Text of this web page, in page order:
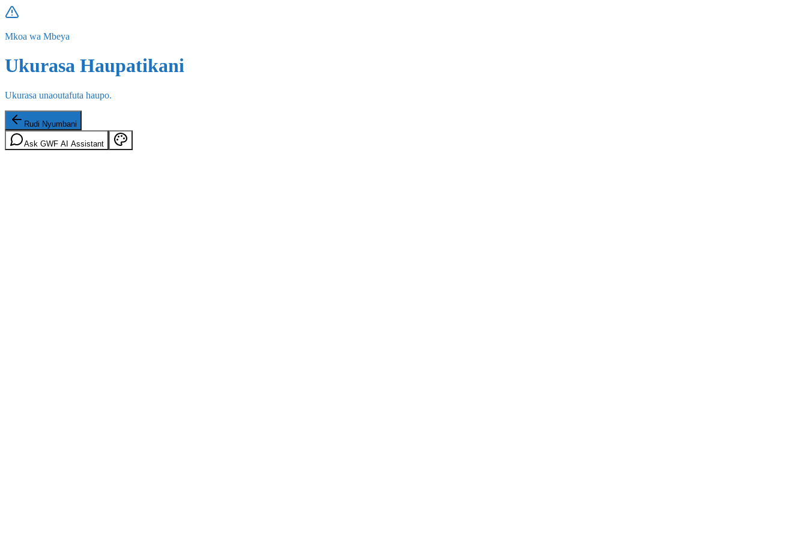
Mkoa wa Mbeya
Ukurasa Haupatikani
Ukurasa unaoutafuta haupo.
Rudi Nyumbani
Ask GWF AI Assistant